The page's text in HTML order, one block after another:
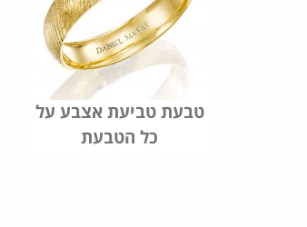
טבעת טביעת אצבע על
כל הטבעת